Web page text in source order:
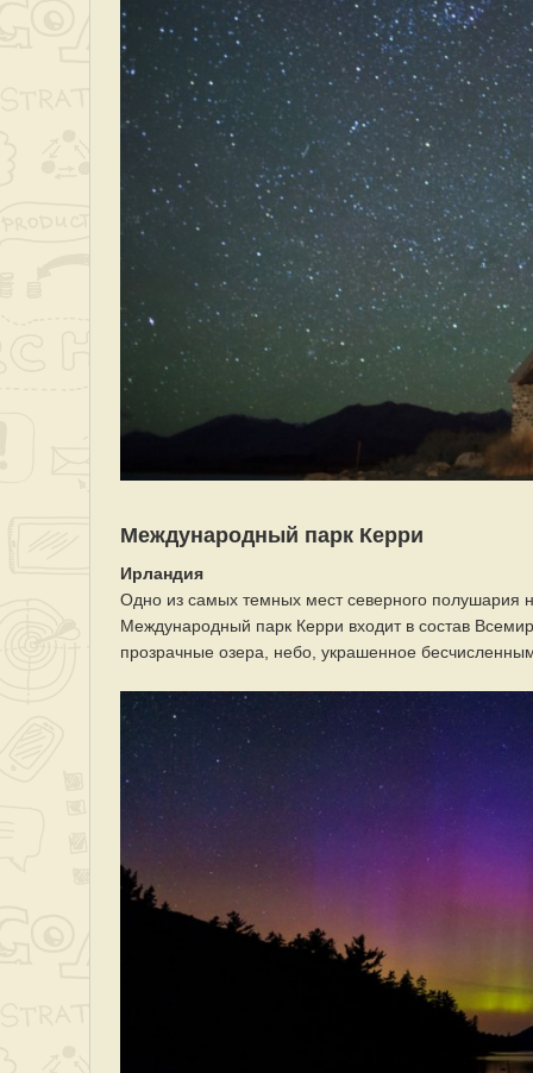
Международный парк Керри
Ирландия
Одно из самых темных мест северного полушария
Международный парк Керри входит в состав
прозрачные озера, небо, украшенное